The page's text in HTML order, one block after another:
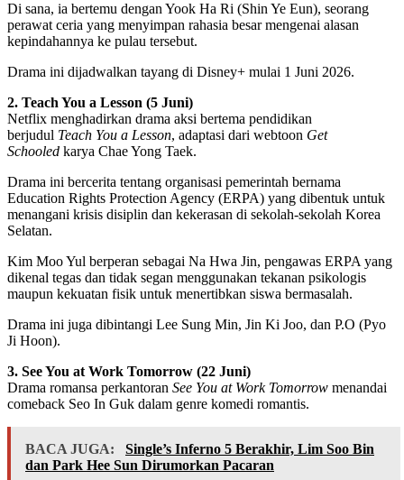
Di sana, ia bertemu dengan Yook Ha Ri (Shin Ye Eun), seorang
perawat ceria yang menyimpan rahasia besar mengenai alasan
kepindahannya ke pulau tersebut.
Drama ini dijadwalkan tayang di Disney+ mulai 1 Juni 2026.
2. Teach You a Lesson (5 Juni)
Netflix menghadirkan drama aksi bertema pendidikan
berjudul Teach You a Lesson, adaptasi dari webtoon Get
Schooled karya Chae Yong Taek.
Drama ini bercerita tentang organisasi pemerintah bernama
Education Rights Protection Agency (ERPA) yang dibentuk untuk
menangani krisis disiplin dan kekerasan di sekolah-sekolah Korea
Selatan.
Kim Moo Yul berperan sebagai Na Hwa Jin, pengawas ERPA yang
dikenal tegas dan tidak segan menggunakan tekanan psikologis
maupun kekuatan fisik untuk menertibkan siswa bermasalah.
Drama ini juga dibintangi Lee Sung Min, Jin Ki Joo, dan P.O (Pyo
Ji Hoon).
3. See You at Work Tomorrow (22 Juni)
Drama romansa perkantoran See You at Work Tomorrow menandai
comeback Seo In Guk dalam genre komedi romantis.
BACA JUGA:
Single’s Inferno 5 Berakhir, Lim Soo Bin
dan Park Hee Sun Dirumorkan Pacaran